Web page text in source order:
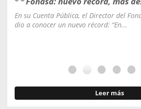
En su Cuenta Pública, el Director del
dio a conocer un nuevo récord: “En...
Leer más